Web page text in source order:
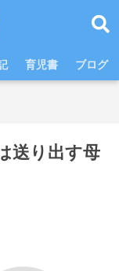
育児書 ブログ
送り出す母